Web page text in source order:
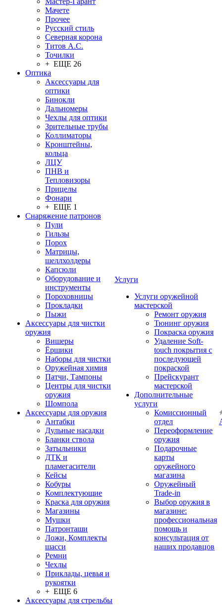
Мачете
Прочее
Русский стиль
Северная корона
Титов А.С.
Точилки
+ ЕЩЕ 26
Оптика
Аксессуары для
оптики
Бинокли
Дальномеры
Чехлы для оптики
Зрительные трубы
Коллиматоры
Кронштейны,
кольца
ЛЦУ
ПНВ и
Тепловизоры
Прицелы
Фонари
+ ЕЩЕ 1
Снаряжение патронов
Пули
Гильзы
Порох
Матрицы,
шеллхолдеры
Капсюли
Оборудование и
инструменты
Пороховницы
Прокладки
Пыжи
Аксессуары для чистки
оружия
Вишеры
Ёршики
Наборы для чистки
Оружейная химия
Патчи, Тампоны
Центры для чистки
оружия
Шомпола
Аксессуары для оружия
Антабки
Дульные насадки
Бланки ствола
Затыльники
ДТК и
пламегасители
Кейсы
Кобуры
Комплектующие
Краска для оружия
Магазины
Мушки
Патронташи
Ложи, Комплекты
шасси
Ремни
Чехлы
Приклады, цевья и
рукоятки
+ ЕЩЕ 6
Аксессуары для стрельбы
Услуги
Услуги оружейной
мастерской
Ремонт оружия
Тюнинг оружия
Покраска оружия
Удаление Soft-
touch покрытия с
последующей
покраской
Прейскурант
мастерской
Дополнительные
услуги
Комиссионный
отдел
Переоформление
оружия
Подарочные
карты
оружейного
магазина
Оружейный
Trade-in
Выбор оружия в
магазине:
профессиональная
помощь и
консультация от
наших продавцов